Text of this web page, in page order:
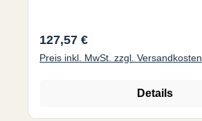
Regulärer Preis:
127,57 €
Preis inkl. MwSt. zzgl. Versandkosten
Details